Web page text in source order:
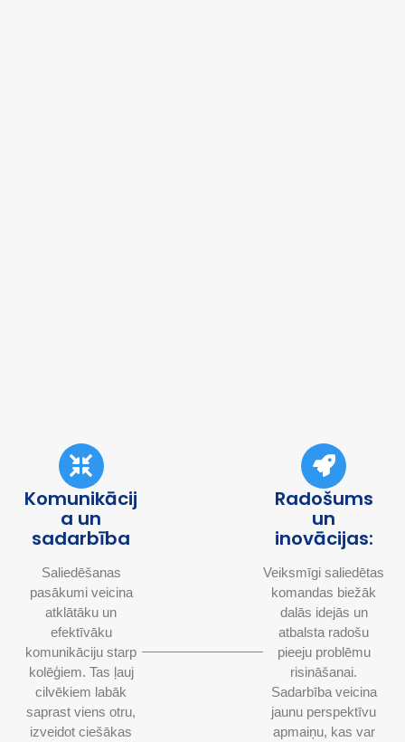
Komunikācij
a un
sadarbība
Saliedēšanas
pasākumi veicina
atklātāku un
efektīvāku
komunikāciju starp
kolēģiem. Tas ļauj
cilvēkiem labāk
saprast viens otru,
izveidot ciešākas
Radošums
un
inovācijas:
Veiksmīgi saliedētas
komandas biežāk
dalās idejās un
atbalsta radošu
pieeju problēmu
risināšanai.
Sadarbība veicina
jaunu perspektīvu
apmaiņu, kas var